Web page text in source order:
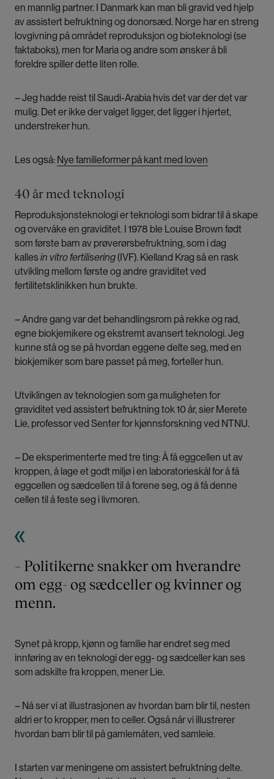
en mannlig partner. I Danmark kan man bli gravid ved hjelp
av assistert befruktning og donorsæd. Norge har en streng
lovgivning på området reproduksjon og bioteknologi (se
faktaboks), men for Maria og andre som ønsker å bli
foreldre spiller dette liten rolle.
– Jeg hadde reist til Saudi-Arabia hvis det var der det var
mulig. Det er ikke der valget ligger, det ligger i hjertet,
understreker hun.
Les også: Nye familieformer på kant med loven
40 år med teknologi
Reproduksjonsteknologi er teknologi som bidrar til å skape
og overvåke en graviditet. I 1978 ble Louise Brown født
som første barn av prøverørsbefruktning, som i dag
kallesin vitro fertilisering(IVF). Kielland Krag så en rask
utvikling mellom første og andre graviditet ved
fertilitetsklinikken hun brukte.
– Andre gang var det behandlingsrom på rekke og rad,
egne biokjemikere og ekstremt avansert teknologi. Jeg
kunne stå og se på hvordan eggene delte seg, med en
biokjemiker som bare passet på meg, forteller hun.
Utviklingen av teknologien som ga muligheten for
graviditet ved assistert befruktning tok 10 år, sier Merete
Lie, professor ved Senter for kjønnsforskning ved NTNU.
– De eksperimenterte med tre ting: Å få eggcellen ut av
kroppen, å lage et godt miljø i en laboratorieskål for å få
eggcellen og sædcellen til å forene seg, og å få denne
cellen til å feste seg i livmoren.
– Politikerne snakker om hverandre
om egg- og sædceller og kvinner og
menn.
Synet på kropp, kjønn og familie har endret seg med
innføring av en teknologi der egg- og sædceller kan ses
som adskilte fra kroppen, mener Lie.
– Nå ser vi at illustrasjonen av hvordan barn blir til, nesten
aldri er to kropper, men to celler. Også når vi illustrerer
hvordan barn blir til på gamlemåten, ved samleie.
I starten var meningene om assistert befruktning delte.